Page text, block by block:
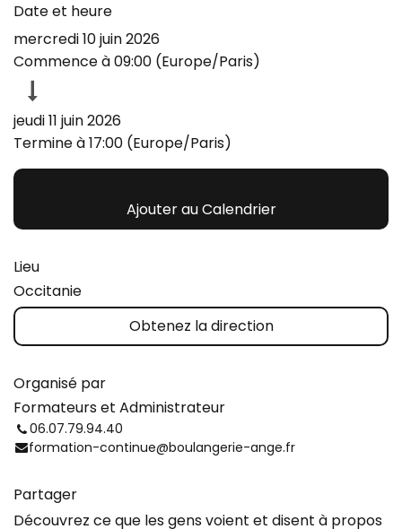
Date et heure
mercredi 10 juin 2026
Commence à09:00 (Europe/Paris)
jeudi 11 juin 2026
Termine à17:00 (Europe/Paris)
Ajouter au Calendrier
Lieu
Occitanie
Obtenez la direction
Organisé par
Formateurs et Administrateur
06.07.79.94.40
formation-continue@boulangerie-ange.fr
Partager
Découvrez ce que les gens voient et disent à propos